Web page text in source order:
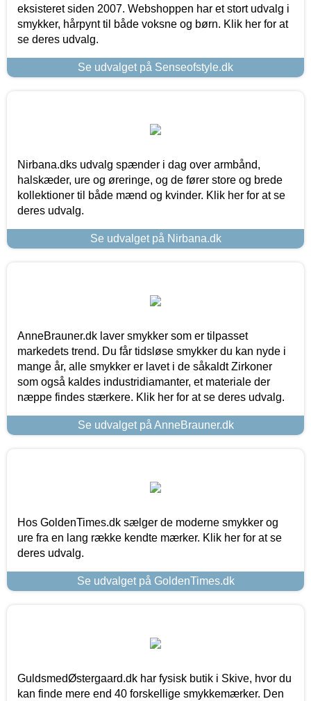
eksisteret siden 2007. Webshoppen har et stort udvalg i
smykker, hårpynt til både voksne og børn. Klik her for at
se deres udvalg.
Se udvalget på Senseofstyle.dk
Nirbana.dks udvalg spænder i dag over armbånd,
halskæder, ure og øreringe, og de fører store og brede
kollektioner til både mænd og kvinder. Klik her for at se
deres udvalg.
Se udvalget på Nirbana.dk
AnneBrauner.dk laver smykker som er tilpasset
markedets trend. Du får tidsløse smykker du kan nyde i
mange år, alle smykker er lavet i de såkaldt Zirkoner
som også kaldes industridiamanter, et materiale der
næppe findes stærkere. Klik her for at se deres udvalg.
Se udvalget på AnneBrauner.dk
Hos GoldenTimes.dk sælger de moderne smykker og
ure fra en lang række kendte mærker. Klik her for at se
deres udvalg.
Se udvalget på GoldenTimes.dk
GuldsmedØstergaard.dk har fysisk butik i Skive, hvor du
kan finde mere end 40 forskellige smykkemærker. Den